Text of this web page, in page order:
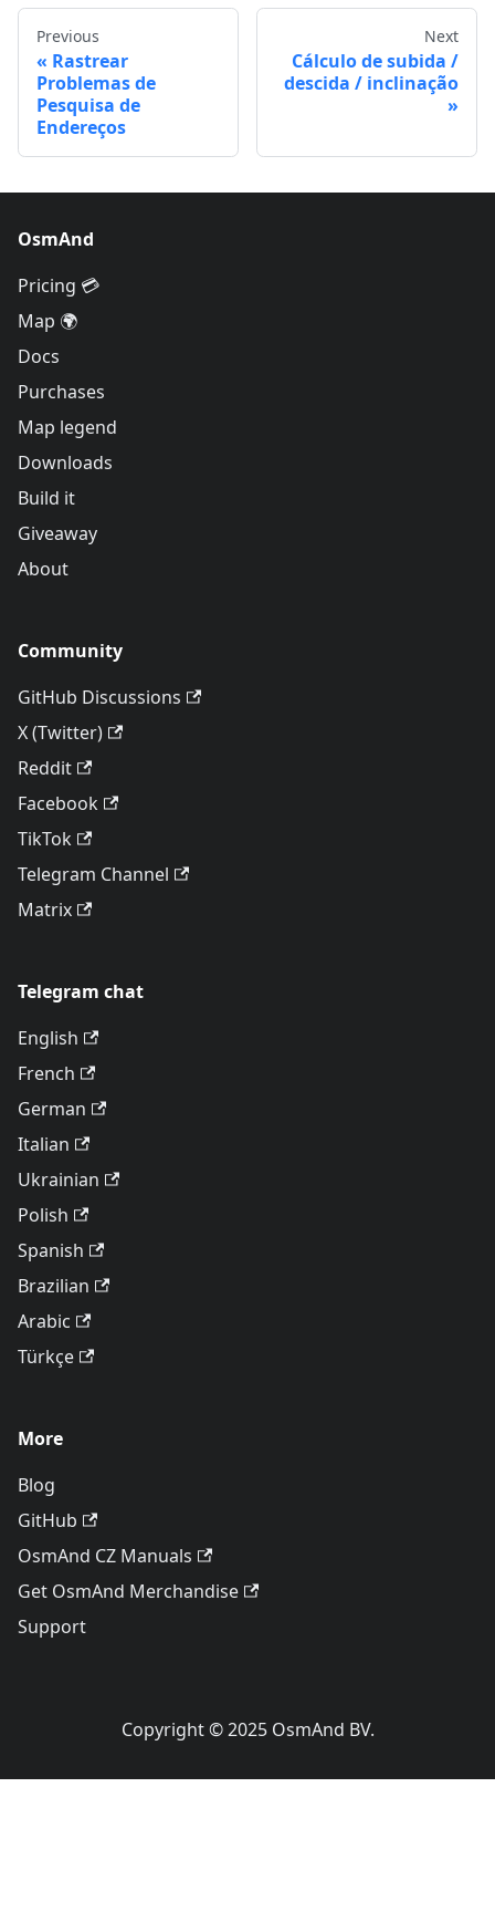
Previous
Rastrear
Problemas de
Pesquisa de
Endereços
Next
Cálculo de subida /
descida / inclinação
OsmAnd
Pricing 💳
Map 🌍
Docs
Purchases
Map legend
Downloads
Build it
Giveaway
About
Community
GitHub Discussions
X (Twitter)
Reddit
Facebook
TikTok
Telegram Channel
Matrix
Telegram chat
English
French
German
Italian
Ukrainian
Polish
Spanish
Brazilian
Arabic
Türkçe
More
Blog
GitHub
OsmAnd CZ Manuals
Get OsmAnd Merchandise
Support
Copyright © 2025 OsmAnd BV.